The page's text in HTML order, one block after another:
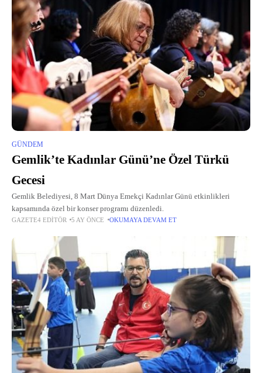
GÜNDEM
Gemlik’te Kadınlar Günü’ne Özel Türkü
Gecesi
Gemlik Belediyesi, 8 Mart Dünya Emekçi Kadınlar Günü etkinlikleri
kapsamında özel bir konser programı düzenledi.
GAZETE4 EDITÖR 5 AY ÖNCE OKUMAYA DEVAM ET